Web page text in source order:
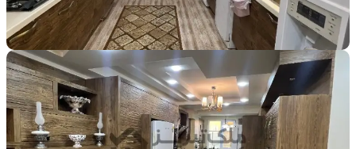
انباری
مستردار